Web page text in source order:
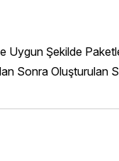
Uygun Şekilde
Sonra Oluşturulan